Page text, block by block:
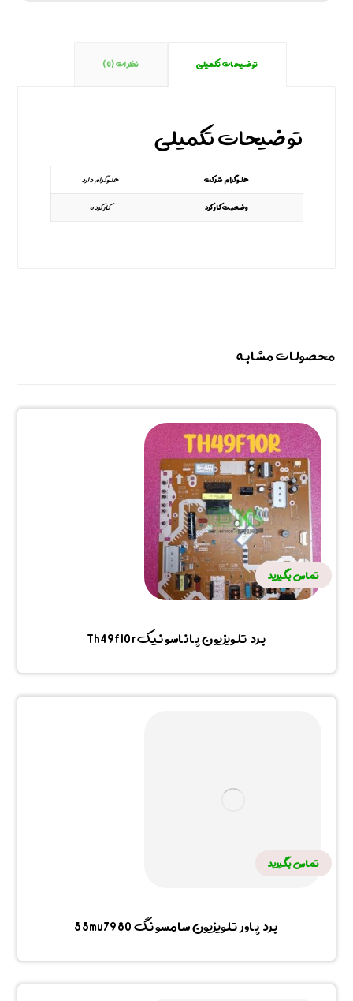
توضیحات تکمیلی نظرات (0)
توضیحات تکمیلی
هلوگرام شرکت
هلوگرام دارد
وضعیت کارکرد
کارکرده
محصولات مشابه
برد تلویزیون پاناسونیک Th49f10r
تماس بگیرید
برد پاور تلویزیون سامسونگ 55mu7980
تماس بگیرید